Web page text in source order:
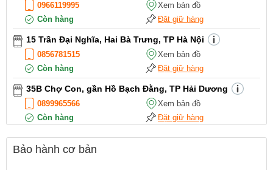
0966119995
Xem bản đồ
Còn hàng
Đặt giữ hàng
15 Trần Đại Nghĩa, Hai Bà Trưng, TP Hà Nội
0856781515
Xem bản đồ
Còn hàng
Đặt giữ hàng
35B Chợ Con, gần Hồ Bạch Đằng, TP Hải Dương
0899965566
Xem bản đồ
Còn hàng
Đặt giữ hàng
12 Điện Biên Phủ, TP Hải Phòng
0916551212
Bảo hành cơ bản